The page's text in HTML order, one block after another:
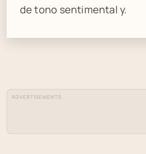
de tono sentimental y.
ADVERTISEMENTS